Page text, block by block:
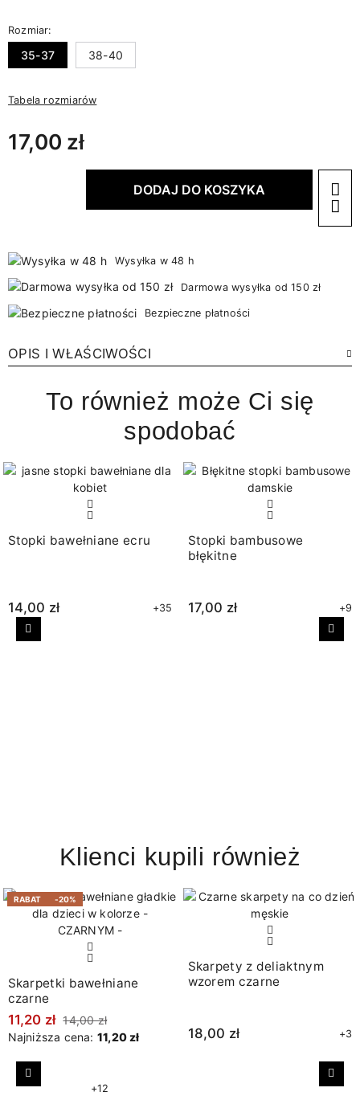
Rozmiar:
35-37 38-40
Tabela rozmiarów
17,00 zł
DODAJ DO KOSZYKA
Wysyłka w 48 h
Darmowa wysyłka od 150 zł
Bezpieczne płatności
OPIS I WŁAŚCIWOŚCI
To również może Ci się
spodobać
Stopki bawełniane ecru
14,00 zł +35
Stopki bambusowe
błękitne
17,00 zł +9
Poprzedni
Klienci kupili również
RABAT -20%
Skarpetki bawełniane
czarne
11,20 zł 14,00 zł
Najniższa cena: 11,20 zł
+12
Skarpety z deliaktnym
wzorem czarne
18,00 zł +3
Poprzedni